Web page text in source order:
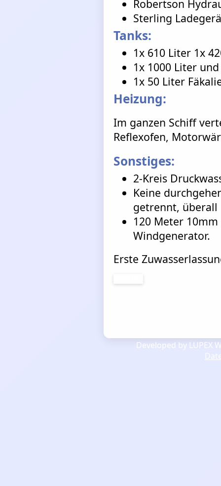
Robertson
Sterling
Tanks:
1x 610 Liter 1x
1x 1000 Liter
1x 50 Liter
Heizung:
Im ganzen Schiff
Reflexofen,
Sonstiges:
2-Kreis
Keine
getrennt, überall
120 Meter
Windgenerator.
Erste
Developed by LUPEX